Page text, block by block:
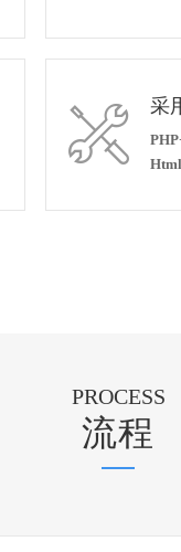
 采
PROCESS
流程